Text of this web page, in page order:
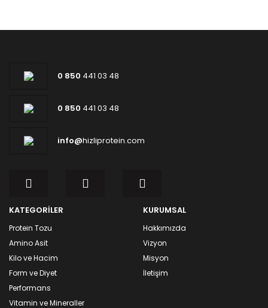
0 850 441 03 48
0 850 441 03 48
info@hizliprotein.com
KATEGORİLER
Protein Tozu
Amino Asit
Kilo ve Hacim
Form ve Diyet
Performans
Vitamin ve Mineraller
KURUMSAL
Hakkımızda
Vizyon
Misyon
İletişim